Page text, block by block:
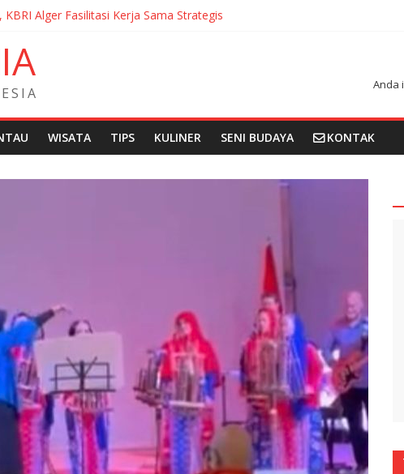
Alger Fasilitasi Kerja Sama Strategis
Merah Putih sepanjang 50 Meter di Brick Hill Hong Kong untuk
Film Festival 2026 Montréal Kanada
Indonesia kepada Komunitas Paroki di Angola
IA
ES I A Anda
WISATA TIPS KULINER SENI BUDAYA KONTAK